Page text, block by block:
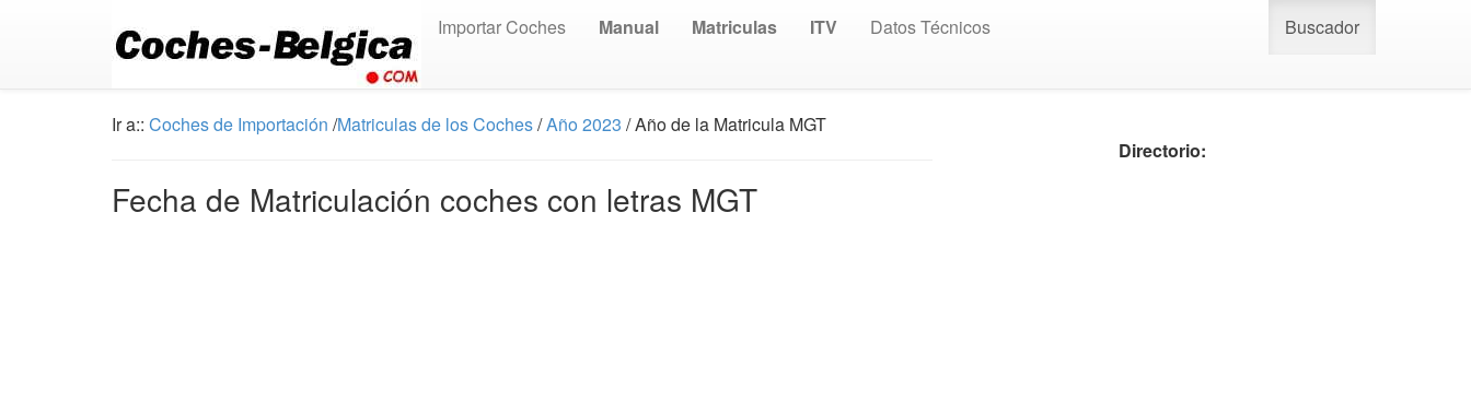
Importar Coches Manual Matriculas ITV Datos Técnicos Buscador
Ir a:: Coches de Importación /Matriculas de los Coches/Año 2023 / Año de la Matricula MGT
Fecha de Matriculación coches con letras MGT
Directorio: